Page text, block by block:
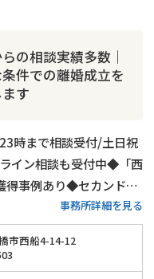
の相談実績多数｜
件での離婚成立を
す
時まで相談受付/土日祝
イン相談も受付中◆「西
得事例あり◆セカンドオ
様に合わせた解決策をご
事務所詳細を見る
市西船4-14-12